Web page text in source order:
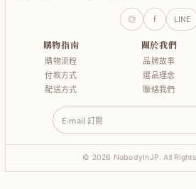
◎ f LINE
購物指南
購物流程
付款方式
配送方式
關於我們
品牌故事
選品理念
聯絡我們
E-mail 訂閱
© 2026 NobodyInJP. All